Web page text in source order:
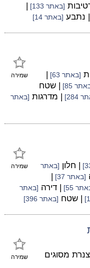
[באתר 133]
|
| נתבע [באתר 14]
שמירה [באתר 63]
|
85] | שטח
284] | מדרגות [באתר
שמירה | חלון [באתר
[באתר 37]
|
55] | דירה [באתר
| שטח [באתר 396]
שמירה
מסוגים